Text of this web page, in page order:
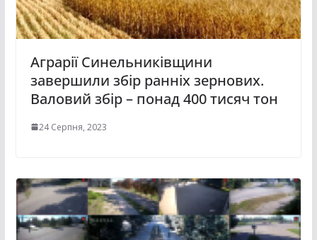
Аграрії Синельниківщини
завершили збір ранніх зернових.
Валовий збір – понад 400 тисяч тон
24 Серпня, 2023